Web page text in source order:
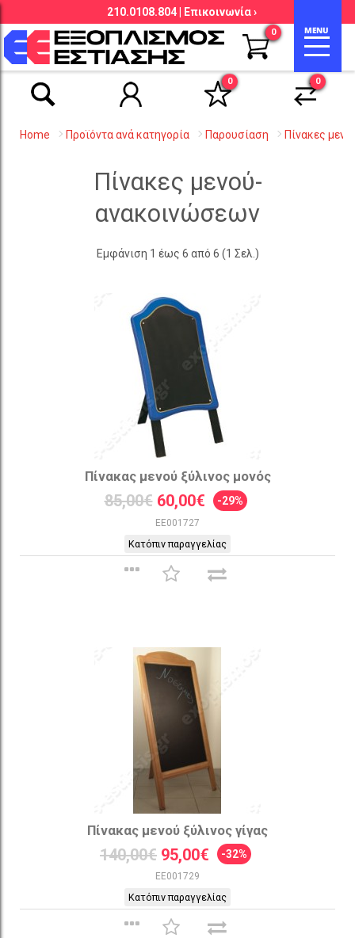
Αναζήτηση βάσει είδους, εταιρείας,
κωδικού κ.λ.π.
210.0108.804 | Επικοινωνία ›
0
0 0
Home Προϊόντα ανά κατηγορία Παρουσίαση Πίνακες
Πίνακες μενού-
ανακοινώσεων
Εμφάνιση 1 έως 6 από 6 (1 Σελ.)
Πίνακας μενού ξύλινος μονός
85,00€ 60,00€ -29%
EE001727
Κατόπιν παραγγελίας
Πίνακας μενού ξύλινος γίγας
140,00€ 95,00€ -32%
EE001729
Κατόπιν παραγγελίας